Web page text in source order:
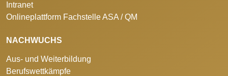
Intranet
Onlineplattform Fachstelle ASA / QM
NACHWUCHS
Aus- und Weiterbildung
Berufswettkämpfe